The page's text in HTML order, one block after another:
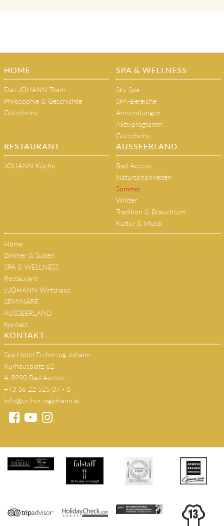
HOME
Das JOHANN Team
Philosophie & Geschichte
Gutscheine
SPA & WELLNESS
Sky Spa
SPA-Bereiche
Anwendungen
Aktivprogramm
Gutscheine
RESTAURANT
JOHANN Küche
AUSSEERLAND
Bad Aussee
Naturschönheiten
Sommer
Winter
Tradition & Brauchtum
Kultur & Musik
Home
Zimmer & Suiten
SPA & WELLNESS
Restaurant
s'JOHANN Wirtshaus
SEMINARE
AUSSEERLAND
Kontakt
KONTAKT
Spa Hotel Erzherzog Johann
Kurhausplatz 62
A-8990 Bad Aussee
+43 36 22 525 07 - 0
info@erzherzogjohann.at